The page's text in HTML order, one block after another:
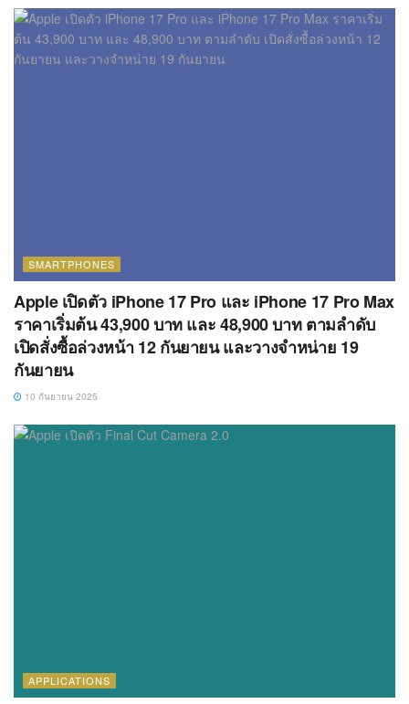
SMARTPHONES
Apple เปิดตัว iPhone 17 Pro และ iPhone 17 Pro Max
ราคาเริ่มต้น 43,900 บาท และ 48,900 บาท ตามลำดับ
เปิดสั่งซื้อล่วงหน้า 12 กันยายน และวางจำหน่าย 19
กันยายน
10 กันยายน 2025
APPLICATIONS